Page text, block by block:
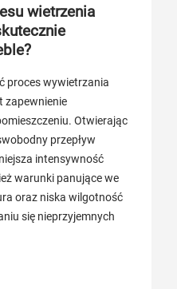
wietrzenia
proces wywietrzania
zapewnienie
Otwierając
przepływ
intensywność
warunki panujące we
oraz niska wilgotność
się nieprzyjemnych